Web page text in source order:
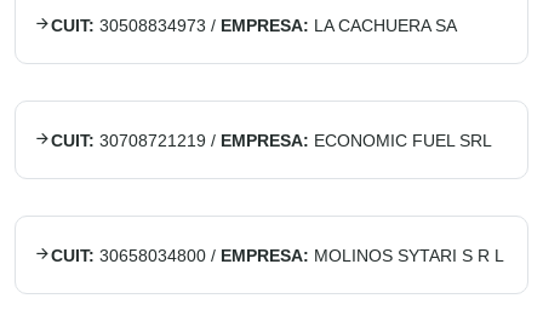
CUIT: 30508834973 / EMPRESA: LA CACHUERA SA
CUIT: 30708721219 / EMPRESA: ECONOMIC FUEL SRL
CUIT: 30658034800 / EMPRESA: MOLINOS SYTARI S R L